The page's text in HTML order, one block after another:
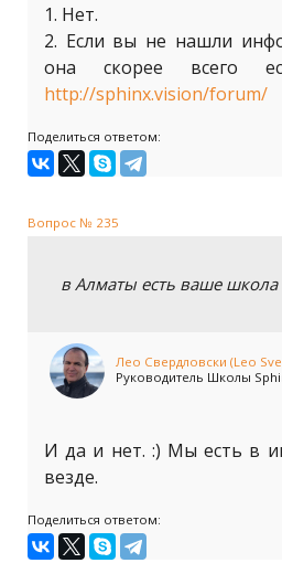
1. Нет.
2. Если вы не нашли
она скорее всего
http://sphinx.vision/forum/
Поделиться ответом:
Вопрос № 235
в Алматы есть ваше школа
Лео Свердловски (Leo
Руководитель Школы
И да и нет. :) Мы есть в
везде.
Поделиться ответом: